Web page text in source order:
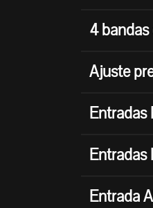
4
Ajuste
Entradas
Entradas
Entrada